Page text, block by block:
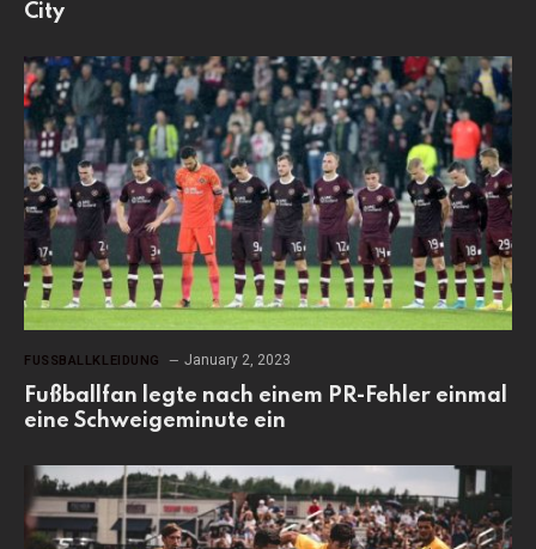
City
FUSSBALLKLEIDUNG January 2, 2023
Fußballfan legte nach einem PR-Fehler einmal
eine Schweigeminute ein